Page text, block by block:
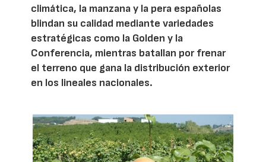
climática, la manzana y la pera españolas
blindan su calidad mediante variedades
estratégicas como la Golden y la
Conferencia, mientras batallan por frenar
el terreno que gana la distribución exterior
en los lineales nacionales.